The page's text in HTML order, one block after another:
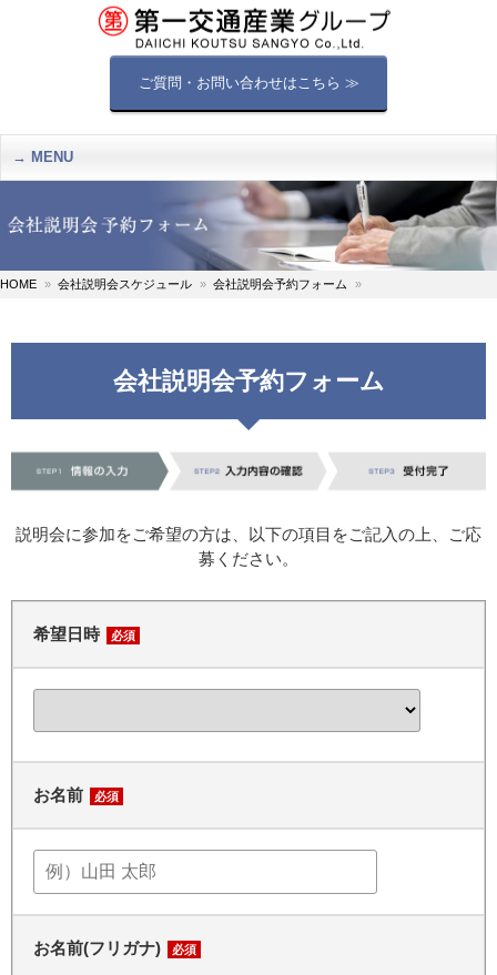
ご質問・お問い合わせはこちら ≫
MENU
HOME 会社説明会スケジュール 会社説明会予約フォーム
会社説明会予約フォーム
説明会に参加をご希望の方は、以下の項目をご記入の上、ご応
募ください。
希望日時 必須
お名前 必須
お名前(フリガナ) 必須